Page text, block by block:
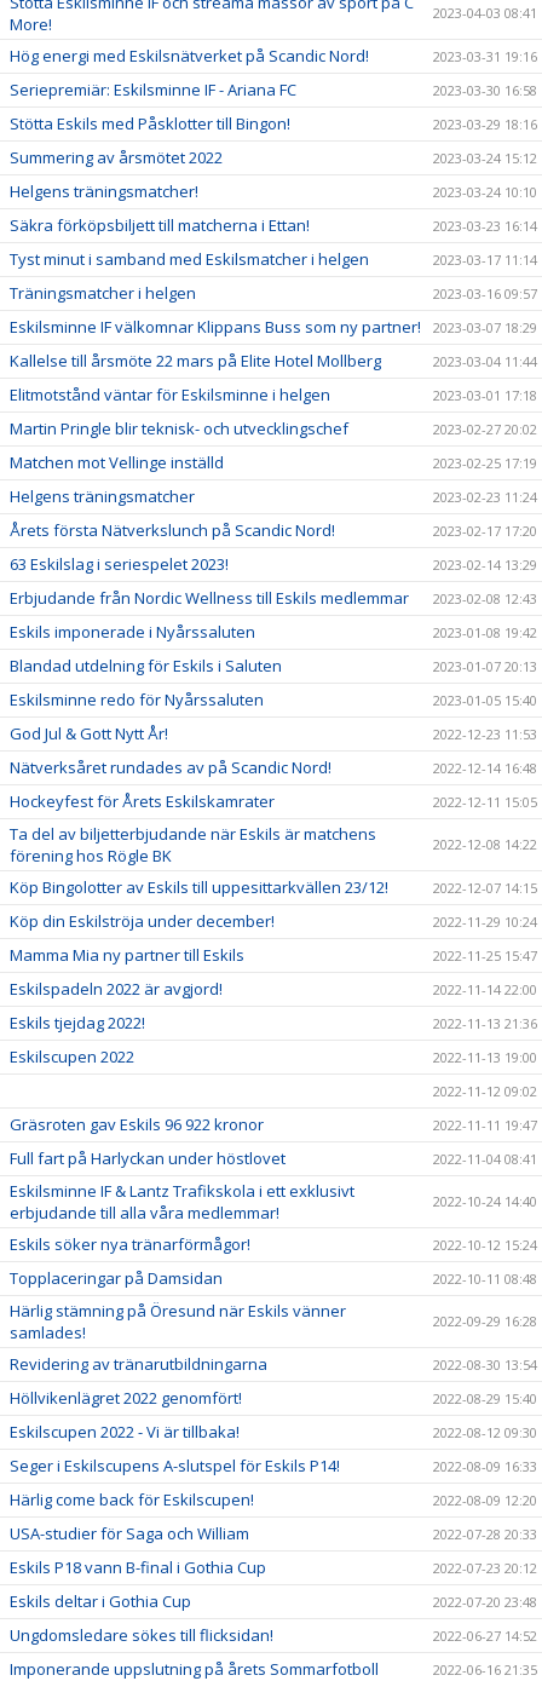
More!
2023-04-03 08:41
Hög energi med Eskilsnätverket på Scandic Nord! 2023-03-31 19:16
Seriepremiär: Eskilsminne IF - Ariana FC 2023-03-30 16:58
Stötta Eskils med Påsklotter till Bingon! 2023-03-29 18:16
Summering av årsmötet 2022 2023-03-24 15:12
Helgens träningsmatcher! 2023-03-24 10:10
Säkra förköpsbiljett till matcherna i Ettan! 2023-03-23 16:14
Tyst minut i samband med Eskilsmatcher i helgen 2023-03-17 11:14
Träningsmatcher i helgen 2023-03-16 09:57
Eskilsminne IF välkomnar Klippans Buss som ny partner! 2023-03-07 18:29
Kallelse till årsmöte 22 mars på Elite Hotel Mollberg 2023-03-04 11:44
Elitmotstånd väntar för Eskilsminne i helgen 2023-03-01 17:18
Martin Pringle blir teknisk- och utvecklingschef 2023-02-27 20:02
Matchen mot Vellinge inställd 2023-02-25 17:19
Helgens träningsmatcher 2023-02-23 11:24
Årets första Nätverkslunch på Scandic Nord! 2023-02-17 17:20
63 Eskilslag i seriespelet 2023! 2023-02-14 13:29
Erbjudande från Nordic Wellness till Eskils medlemmar 2023-02-08 12:43
Eskils imponerade i Nyårssaluten 2023-01-08 19:42
Blandad utdelning för Eskils i Saluten 2023-01-07 20:13
Eskilsminne redo för Nyårssaluten 2023-01-05 15:40
God Jul & Gott Nytt År! 2022-12-23 11:53
Nätverksåret rundades av på Scandic Nord! 2022-12-14 16:48
Hockeyfest för Årets Eskilskamrater 2022-12-11 15:05
Ta del av biljetterbjudande när Eskils är matchens
förening hos Rögle BK
2022-12-08 14:22
Köp Bingolotter av Eskils till uppesittarkvällen 23/12! 2022-12-07 14:15
Köp din Eskilströja under december! 2022-11-29 10:24
Mamma Mia ny partner till Eskils 2022-11-25 15:47
Eskilspadeln 2022 är avgjord! 2022-11-14 22:00
Eskils tjejdag 2022! 2022-11-13 21:36
Eskilscupen 2022
2022-11-13 19:00
2022-11-12 09:02
Gräsroten gav Eskils 96 922 kronor 2022-11-11 19:47
Full fart på Harlyckan under höstlovet 2022-11-04 08:41
Eskilsminne IF & Lantz Trafikskola i ett exklusivt
erbjudande till alla våra medlemmar!
2022-10-24 14:40
Eskils söker nya tränarförmågor! 2022-10-12 15:24
Topplaceringar på Damsidan 2022-10-11 08:48
Härlig stämning på Öresund när Eskils vänner
samlades!
2022-09-29 16:28
Revidering av tränarutbildningarna 2022-08-30 13:54
Höllvikenlägret 2022 genomfört! 2022-08-29 15:40
Eskilscupen 2022 - Vi är tillbaka! 2022-08-12 09:30
Seger i Eskilscupens A-slutspel för Eskils P14! 2022-08-09 16:33
Härlig come back för Eskilscupen! 2022-08-09 12:20
USA-studier för Saga och William 2022-07-28 20:33
Eskils P18 vann B-final i Gothia Cup 2022-07-23 20:12
Eskils deltar i Gothia Cup 2022-07-20 23:48
Ungdomsledare sökes till flicksidan! 2022-06-27 14:52
Imponerande uppslutning på årets Sommarfotboll 2022-06-16 21:35